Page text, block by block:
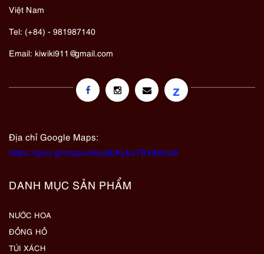
Việt Nam
Tel: (+84) - 981987140
Email: kiwiki911@gmail.com
z
Địa chỉ Google Maps:
https://goo.gl/maps/eby8bKyks7Bx89oa6
DANH MỤC SẢN PHẨM
NƯỚC HOA
ĐỒNG HỒ
TÚI XÁCH